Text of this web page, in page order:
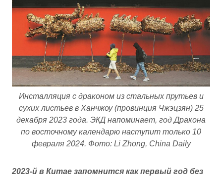
Инсталляция с драконом из стальных прутьев и
сухих листьев в Ханчжоу (провинция Чжэцзян) 25
декабря 2023 года. ЭКД напоминает, год Дракона
по восточному календарю наступит только 10
февраля 2024. Фото: Li Zhong, China Daily
2023-й в Китае запомнится как первый год без